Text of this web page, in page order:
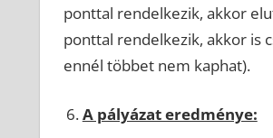
ponttal rendelkezik, akkor
ponttal rendelkezik, akkor is
ennél többet nem kaphat).
A pályázat eredménye: